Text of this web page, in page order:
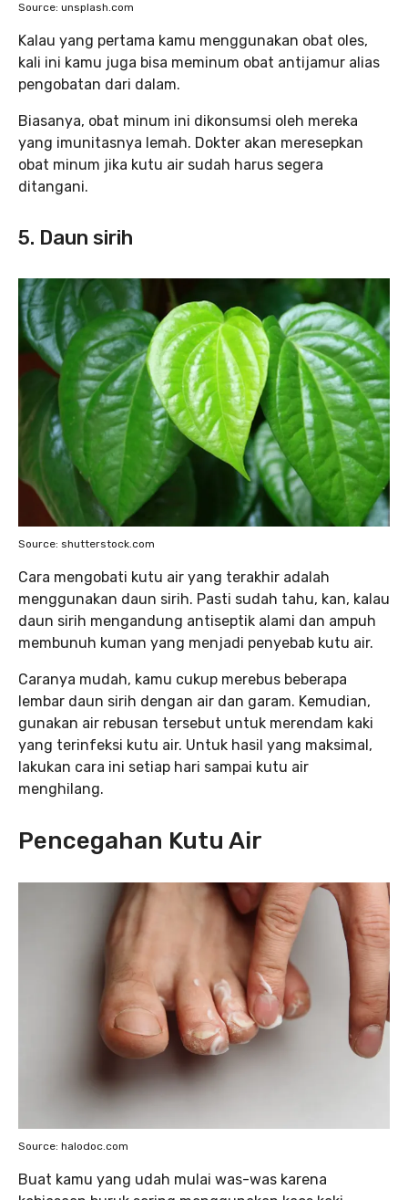
Source: unsplash.com
Kalau yang pertama kamu menggunakan obat oles,
kali ini kamu juga bisa meminum obat antijamur alias
pengobatan dari dalam.
Biasanya, obat minum ini dikonsumsi oleh mereka
yang imunitasnya lemah. Dokter akan meresepkan
obat minum jika kutu air sudah harus segera
ditangani.
5. Daun sirih
Source: shutterstock.com
Cara mengobati kutu air yang terakhir adalah
menggunakan daun sirih. Pasti sudah tahu, kan, kalau
daun sirih mengandung antiseptik alami dan ampuh
membunuh kuman yang menjadi penyebab kutu air.
Caranya mudah, kamu cukup merebus beberapa
lembar daun sirih dengan air dan garam. Kemudian,
gunakan air rebusan tersebut untuk merendam kaki
yang terinfeksi kutu air. Untuk hasil yang maksimal,
lakukan cara ini setiap hari sampai kutu air
menghilang.
Pencegahan Kutu Air
Source: halodoc.com
Buat kamu yang udah mulai was-was karena